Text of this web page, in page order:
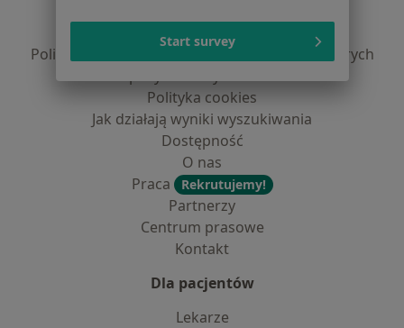
Polityka prywatności profesjonalistów
Polityka prywatności dla profesjonalistów, których
Polityka cookies
Jak działają wyniki wyszukiwania
Dostępność
O nas
Praca
Rekrutujemy!
Partnerzy
Centrum prasowe
Kontakt
Dla pacjentów
Lekarze
Start survey